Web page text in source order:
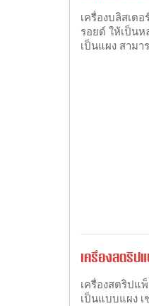
เครื่องบลิสเต
รอยด์ ให้เป็น
เป็นแผง สาม
เครื่องสตริป
เครื่องสตริปแ
เป็นแบบแผง เ